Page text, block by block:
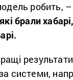
робить,
брали
системи,